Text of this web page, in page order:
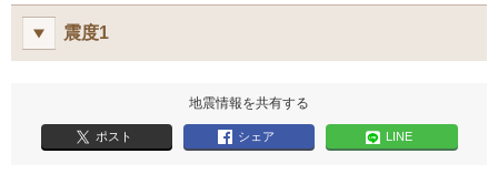
震度1
地震情報を共有する
ポスト シェア LINE